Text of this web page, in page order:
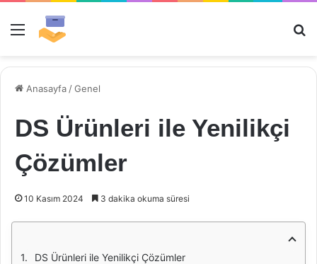
Menü
Anasayfa /Genel
DS Ürünleri ile Yenilikçi
Çözümler
10 Kasım 2024 3 dakika okuma süresi
DS Ürünleri ile Yenilikçi Çözümler